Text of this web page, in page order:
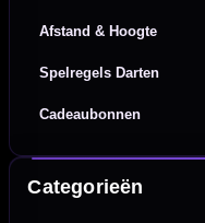
Afstand & Hoogte
Spelregels Darten
Cadeaubonnen
Categorieën